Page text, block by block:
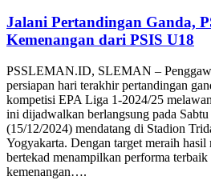
Jalani Pertandingan Ganda,
Kemenangan dari PSIS U18
PSSLEMAN.ID, SLEMAN –
persiapan hari terakhir pertandingan
kompetisi EPA Liga 1-2024/25
ini dijadwalkan berlangsung pada
(15/12/2024) mendatang di Stadion
Yogyakarta. Dengan target meraih
bertekad menampilkan performa terbaik
kemenangan….